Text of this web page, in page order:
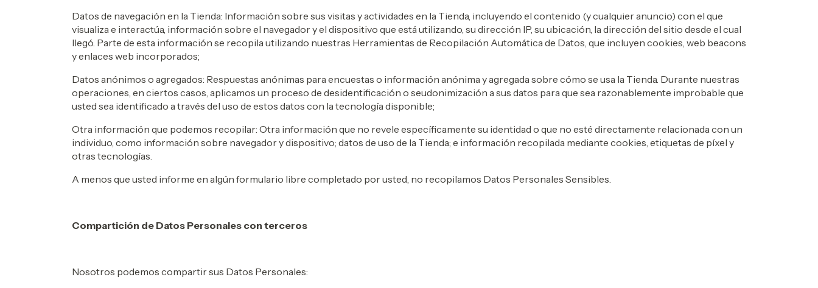
Datos de navegación en la Tienda: Información sobre sus visitas y actividades en la Tienda, incluyendo el contenido (y cualquier anuncio) con el que
visualiza e interactúa, información sobre el navegador y el dispositivo que está utilizando, su dirección IP, su ubicación, la dirección del sitio desde el cual
llegó. Parte de esta información se recopila utilizando nuestras Herramientas de Recopilación Automática de Datos, que incluyen cookies, web beacons
y enlaces web incorporados;
Datos anónimos o agregados: Respuestas anónimas para encuestas o información anónima y agregada sobre cómo se usa la Tienda. Durante nuestras
operaciones, en ciertos casos, aplicamos un proceso de desidentificación o seudonimización a sus datos para que sea razonablemente improbable que
usted sea identificado a través del uso de estos datos con la tecnología disponible;
Otra información que podemos recopilar: Otra información que no revele específicamente su identidad o que no esté directamente relacionada con un
individuo, como información sobre navegador y dispositivo; datos de uso de la Tienda; e información recopilada mediante cookies, etiquetas de píxel y
otras tecnologías.
A menos que usted informe en algún formulario libre completado por usted, no recopilamos Datos Personales Sensibles.
Compartición de Datos Personales con terceros
Nosotros podemos compartir sus Datos Personales: